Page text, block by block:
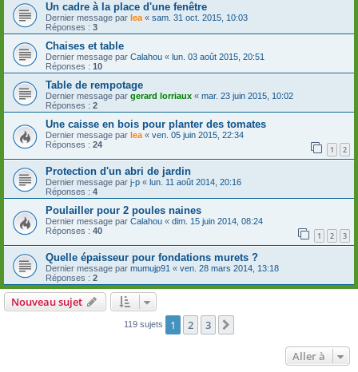
Un cadre à la place d'une fenêtre
Dernier message par lea« sam. 31 oct. 2015, 10:03
Réponses : 3
Chaises et table
Dernier message par Calahou « lun. 03 août 2015, 20:51
Réponses : 10
Table de rempotage
Dernier message par gerard lorriaux « mar. 23 juin 2015, 10:02
Réponses : 2
Une caisse en bois pour planter des tomates
Dernier message par lea« ven. 05 juin 2015, 22:34
Réponses : 24 1 2
Protection d'un abri de jardin
Dernier message par j-p « lun. 11 août 2014, 20:16
Réponses : 4
Poulailler pour 2 poules naines
Dernier message par Calahou « dim. 15 juin 2014, 08:24
Réponses : 40 1 2 3
Quelle épaisseur pour fondations murets ?
Dernier message par mumujp91 « ven. 28 mars 2014, 13:18
Réponses : 2
Nouveau sujet
119 sujets 1 2 3
Aller à